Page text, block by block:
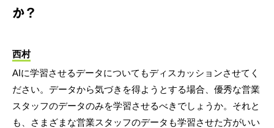
か？
西村
AIに学習させるデータについてもディスカッションさせてく
ださい。データから気づきを得ようとする場合、優秀な営業
スタッフのデータのみを学習させるべきでしょうか。それと
も、さまざまな営業スタッフのデータも学習させた方がいい